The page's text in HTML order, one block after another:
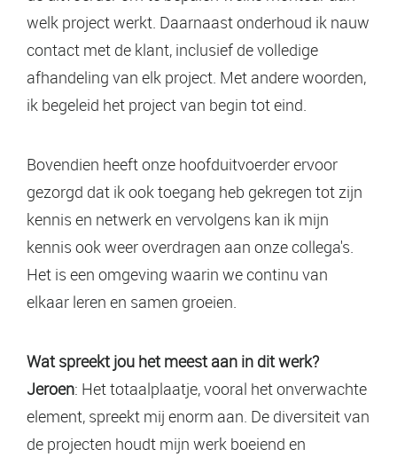
welk project werkt. Daarnaast onderhoud ik nauw
contact met de klant, inclusief de volledige
afhandeling van elk project. Met andere woorden,
ik begeleid het project van begin tot eind.
Bovendien heeft onze hoofduitvoerder ervoor
gezorgd dat ik ook toegang heb gekregen tot zijn
kennis en netwerk en vervolgens kan ik mijn
kennis ook weer overdragen aan onze collega's.
Het is een omgeving waarin we continu van
elkaar leren en samen groeien.
Wat spreekt jou het meest aan in dit werk?
Jeroen: Het totaalplaatje, vooral het onverwachte
element, spreekt mij enorm aan. De diversiteit van
de projecten houdt mijn werk boeiend en